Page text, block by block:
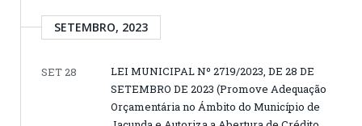
SETEMBRO, 2023
SET 28
LEI MUNICIPAL Nº 2719/2023, DE 28 DE
SETEMBRO DE 2023 (Promove Adequação
Orçamentária no Ámbito do Município de